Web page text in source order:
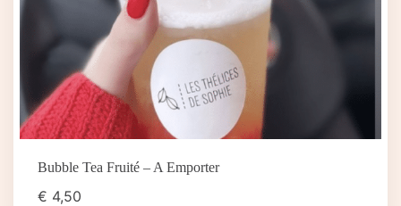
Bubble Tea Fruité – A Emporter
€ 4,50